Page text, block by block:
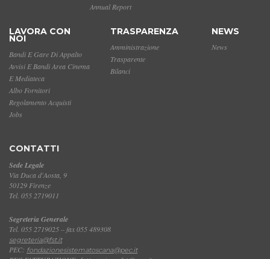
Annual Report
LAVORA CON
NOI
Bandi E Gare Di Appalto
Avvisi E Bandi Area Cinema
E Mediateca
Albo Fornitori
Regolamento Acquisti
Jobs
TRASPARENZA
Amministrazione
Trasparente
Bilanci
NEWS
News
CONTATTI
Sede Legale
Via Duca d'Aosta, 9
50129 Firenze
Tel. 055 2719011
Segreteria Generale
Tel. 055 2719025 – fax 055 489308
segreteria@fst.it
PEC: fondazionesistematoscana@pec.it